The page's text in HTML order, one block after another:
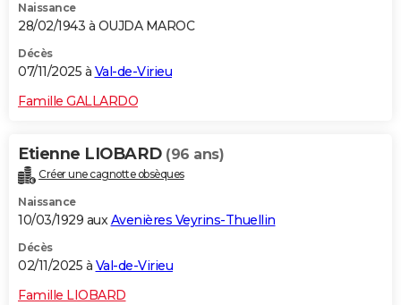
Naissance
28/02/1943 à OUJDA MAROC
Décès
07/11/2025 à Val-de-Virieu
Famille GALLARDO
Etienne LIOBARD (96 ans)
Créer une cagnotte obsèques
Naissance
10/03/1929 auxAvenières Veyrins-Thuellin
Décès
02/11/2025 à Val-de-Virieu
Famille LIOBARD